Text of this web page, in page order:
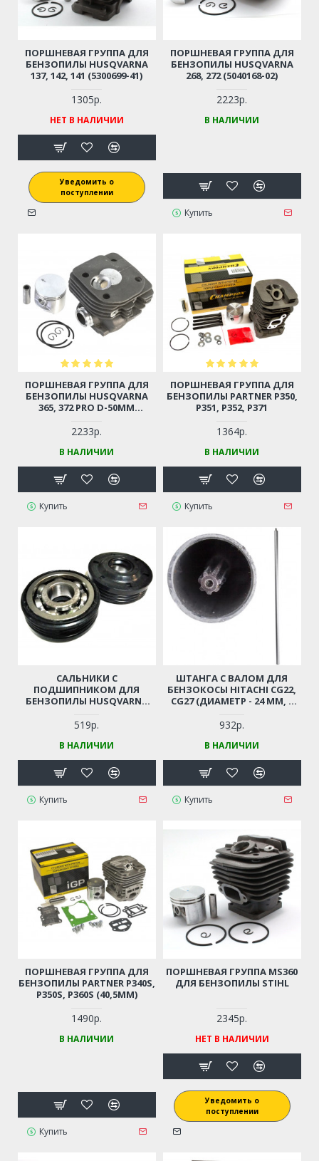
ПОРШНЕВАЯ ГРУППА ДЛЯ
БЕНЗОПИЛЫ HUSQVARNA
137, 142, 141 (5300699-41)
1305р.
НЕТ В НАЛИЧИИ
Уведомить о
поступлении
ПОРШНЕВАЯ ГРУППА ДЛЯ
БЕНЗОПИЛЫ HUSQVARNA
268, 272 (5040168-02)
2223р.
В НАЛИЧИИ
Купить
ПОРШНЕВАЯ ГРУППА ДЛЯ
БЕНЗОПИЛЫ HUSQVARNA
365, 372 PRO D-50ММ
2233р.
В НАЛИЧИИ
Купить
ПОРШНЕВАЯ ГРУППА ДЛЯ
БЕНЗОПИЛЫ PARTNER P350,
P351, P352, P371
1364р.
В НАЛИЧИИ
Купить
САЛЬНИКИ С
ПОДШИПНИКОМ ДЛЯ
БЕНЗОПИЛЫ HUSQVARNA
(КОМПЛЕКТ 2 ШТ.) (5300563-
63)
519р.
В НАЛИЧИИ
Купить
ШТАНГА С ВАЛОМ ДЛЯ
БЕНЗОКОСЫ HITACHI CG22,
CG27 (ДИАМЕТР - 24 ММ, 7
932р.
В НАЛИЧИИ
Купить
ПОРШНЕВАЯ ГРУППА ДЛЯ
БЕНЗОПИЛЫ PARTNER P340S,
P350S, P360S (40,5ММ)
1490р.
В НАЛИЧИИ
Купить
ПОРШНЕВАЯ ГРУППА MS360
ДЛЯ БЕНЗОПИЛЫ STIHL
2345р.
НЕТ В НАЛИЧИИ
Уведомить о
поступлении